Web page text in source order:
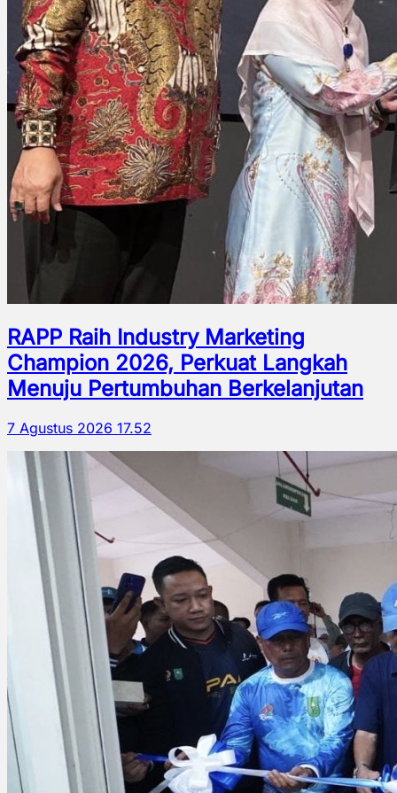
RAPP Raih Industry Marketing
Champion 2026, Perkuat Langkah
Menuju Pertumbuhan Berkelanjutan
7 Agustus 2026 17.52